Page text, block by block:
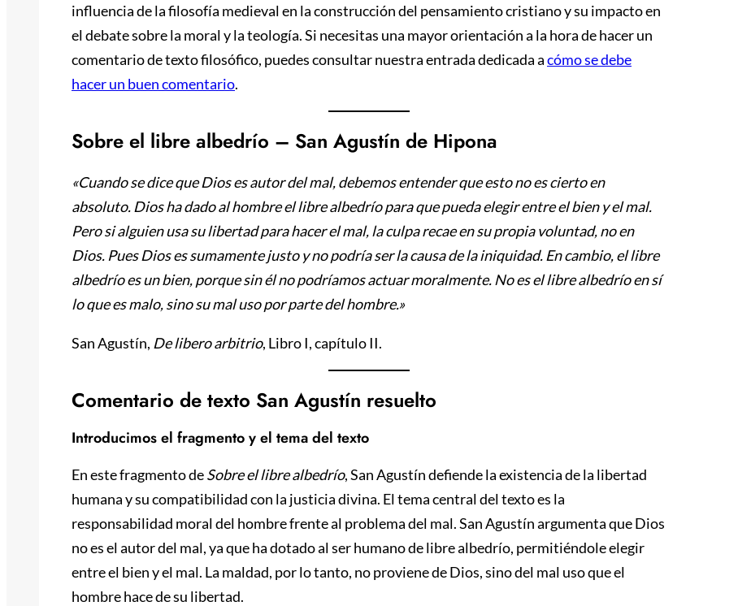
influencia de la filosofía medieval en la construcción del pensamiento cristiano y su impacto en
el debate sobre la moral y la teología. Si necesitas una mayor orientación a la hora de hacer un
comentario de texto filosófico, puedes consultar nuestra entrada dedicada acómo se debe
hacer un buen comentario.
Sobre el libre albedrío – San Agustín de Hipona
«Cuando se dice que Dios es autor del mal, debemos entender que esto no es cierto en
absoluto. Dios ha dado al hombre el libre albedrío para que pueda elegir entre el bien y el mal.
Pero si alguien usa su libertad para hacer el mal, la culpa recae en su propia voluntad, no en
Dios. Pues Dios es sumamente justo y no podría ser la causa de la iniquidad. En cambio, el libre
albedrío es un bien, porque sin él no podríamos actuar moralmente. No es el libre albedrío en sí
lo que es malo, sino su mal uso por parte del hombre.»
San Agustín, De libero arbitrio, Libro I, capítulo II.
Comentario de texto San Agustín resuelto
Introducimos el fragmento y el tema del texto
En este fragmento deSobre el libre albedrío, San Agustín defiende la existencia de la libertad
humana y su compatibilidad con la justicia divina. El tema central del texto es la
responsabilidad moral del hombre frente al problema del mal. San Agustín argumenta que Dios
no es el autor del mal, ya que ha dotado al ser humano de libre albedrío, permitiéndole elegir
entre el bien y el mal. La maldad, por lo tanto, no proviene de Dios, sino del mal uso que el
hombre hace de su libertad.